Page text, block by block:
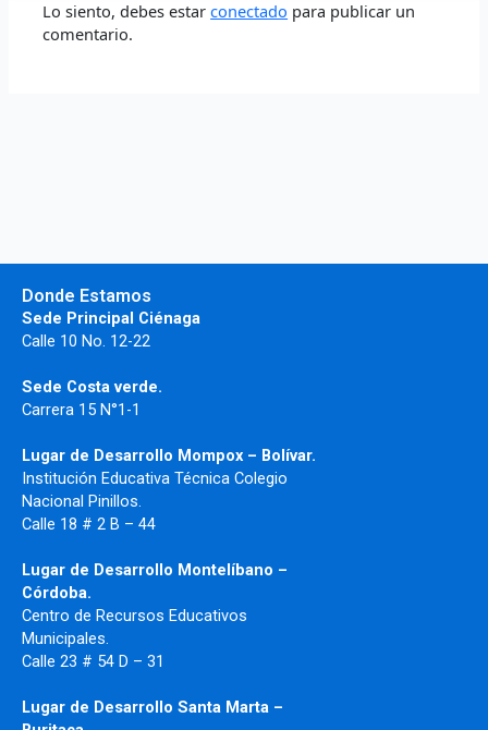
Lo siento, debes estarconectado para publicar un
comentario.
Donde Estamos
Sede Principal Ciénaga
Calle 10 No. 12-22
Sede Costa verde.
Carrera 15 N°1-1
Lugar de Desarrollo Mompox – Bolívar.
Institución Educativa Técnica Colegio
Nacional Pinillos.
Calle 18 # 2 B – 44
Lugar de Desarrollo Montelíbano –
Córdoba.
Centro de Recursos Educativos
Municipales.
Calle 23 # 54 D – 31
Lugar de Desarrollo Santa Marta –